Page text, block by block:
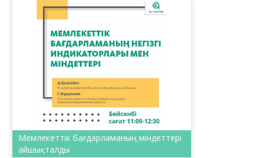
Мемлекеттік бағдарламаның міндеттері
айшықталды